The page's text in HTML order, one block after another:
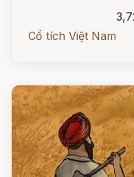
Cổ tích Việt Nam